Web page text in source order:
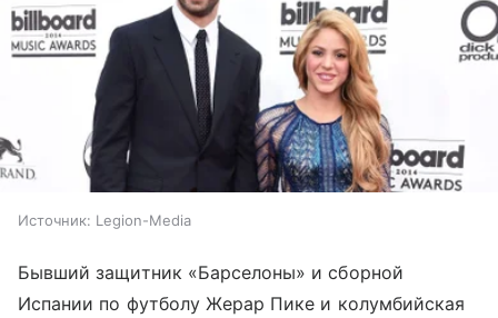
Источник: Legion-Media
Бывший защитник «Барселоны» и сборной
Испании по футболу Жерар Пике и колумбийская